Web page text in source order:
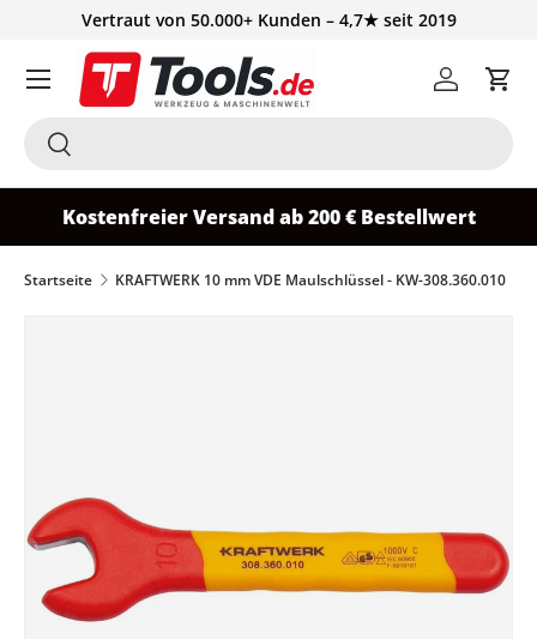
Vertraut von 50.000+ Kunden – 4,7★ seit 2019
Suchen
Suchen
Einloggen
Kostenfreier Versand ab 200 € Bestellwert
Startseite KRAFTWERK 10 mm VDE Maulschlüssel - KW-308.360.010